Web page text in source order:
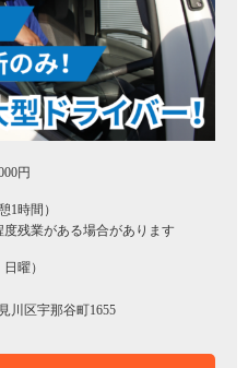
円
1時間）
残業がある場合があります
曜）
川区宇那谷町1655